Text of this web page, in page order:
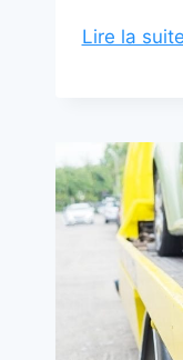
Lire la suite